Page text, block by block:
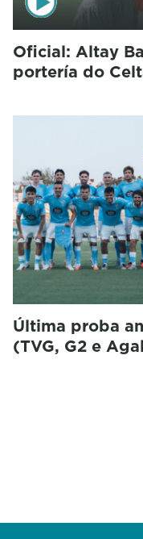
Oficial: Altay
portería do
Última proba
(TVG, G2 e